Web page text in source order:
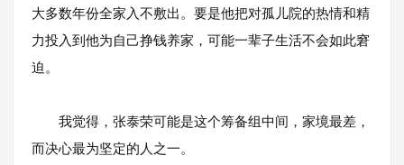
大多数年份全家入不敷出。要是他把对孤儿院的热情和精
力投入到他为自己挣钱养家，可能一辈子生活不会如此窘
迫。
我觉得，张泰荣可能是这个筹备组中间，家境最差，
而决心最为坚定的人之一。